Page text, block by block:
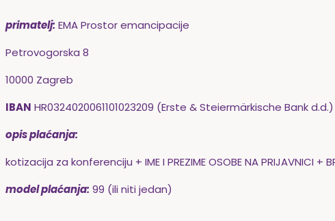
primatelj: EMA Prostor emancipacije
Petrovogorska 8
10000 Zagreb
IBAN HR0324020061101023209 (Erste & Steiermärkische Bank d.d.)
opis plaćanja:
kotizacija za konferenciju + IME I PREZIME OSOBE NA PRIJAVNICI +
model plaćanja: 99 (ili niti jedan)